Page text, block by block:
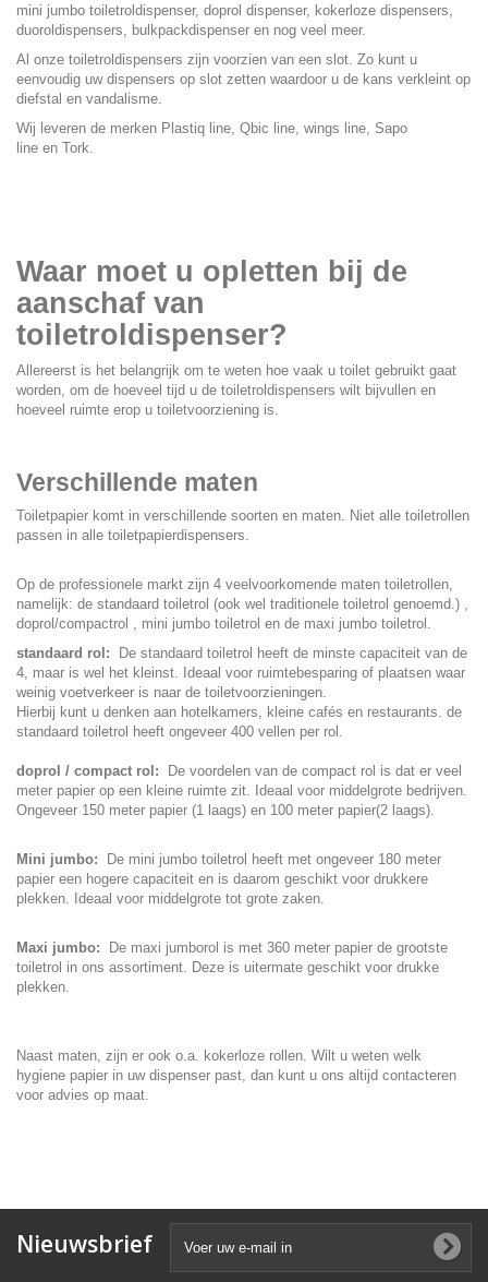
mini jumbo toiletroldispenser, doprol dispenser, kokerloze dispensers,
duoroldispensers, bulkpackdispenser en nog veel meer.
Al onze toiletroldispensers zijn voorzien van een slot. Zo kunt u
eenvoudig uw dispensers op slot zetten waardoor u de kans verkleint op
diefstal en vandalisme.
Wij leveren de merken Plastiq line, Qbic line, wings line, Sapo
line en Tork.
Waar moet u opletten bij de
aanschaf van
toiletroldispenser?
Allereerst is het belangrijk om te weten hoe vaak u toilet gebruikt gaat
worden, om de hoeveel tijd u de toiletroldispensers wilt bijvullen en
hoeveel ruimte erop u toiletvoorziening is.
Verschillende maten
Toiletpapier komt in verschillende soorten en maten. Niet alle toiletrollen
passen in alle toiletpapierdispensers.
Op de professionele markt zijn 4 veelvoorkomende maten toiletrollen,
namelijk: de standaard toiletrol (ook wel traditionele toiletrol genoemd.) ,
doprol/compactrol , mini jumbo toiletrol en de maxi jumbo toiletrol.
standaard rol: De standaard toiletrol heeft de minste capaciteit van de
4, maar is wel het kleinst. Ideaal voor ruimtebesparing of plaatsen waar
weinig voetverkeer is naar de toiletvoorzieningen.
Hierbij kunt u denken aan hotelkamers, kleine cafés en restaurants. de
standaard toiletrol heeft ongeveer 400 vellen per rol.
doprol / compact rol: De voordelen van de compact rol is dat er veel
meter papier op een kleine ruimte zit. Ideaal voor middelgrote bedrijven.
Ongeveer 150 meter papier (1 laags) en 100 meter papier(2 laags).
Mini jumbo: De mini jumbo toiletrol heeft met ongeveer 180 meter
papier een hogere capaciteit en is daarom geschikt voor drukkere
plekken. Ideaal voor middelgrote tot grote zaken.
Maxi jumbo: De maxi jumborol is met 360 meter papier de grootste
toiletrol in ons assortiment. Deze is uitermate geschikt voor drukke
plekken.
Naast maten, zijn er ook o.a. kokerloze rollen. Wilt u weten welk
hygiene papier in uw dispenser past, dan kunt u ons altijd contacteren
voor advies op maat.
Nieuwsbrief